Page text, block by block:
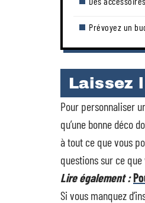
Prévoyez un
Laissez
Pour personnaliser
qu’une bonne déco
à tout ce que vous
questions sur ce
Lire également :
Si vous manquez